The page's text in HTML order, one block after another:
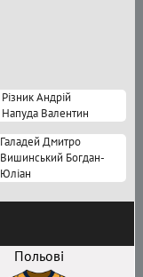
Польові
Різник Андрій
Напуда Валентин
Галадей Дмитро
Вишинський Богдан-
Юліан